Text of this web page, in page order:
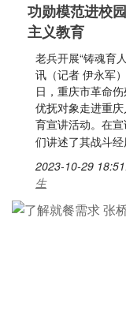
功勋模范进校
主义教育
老兵开展“铸魂育
讯（记者 伊永军
日，重庆市革命
优抚对象走进重
育宣讲活动。在
们讲述了其战斗
2023-10-29
生